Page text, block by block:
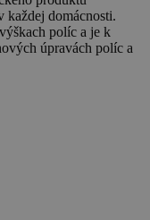
každej domácnosti.
políc a je k
úpravách políc a